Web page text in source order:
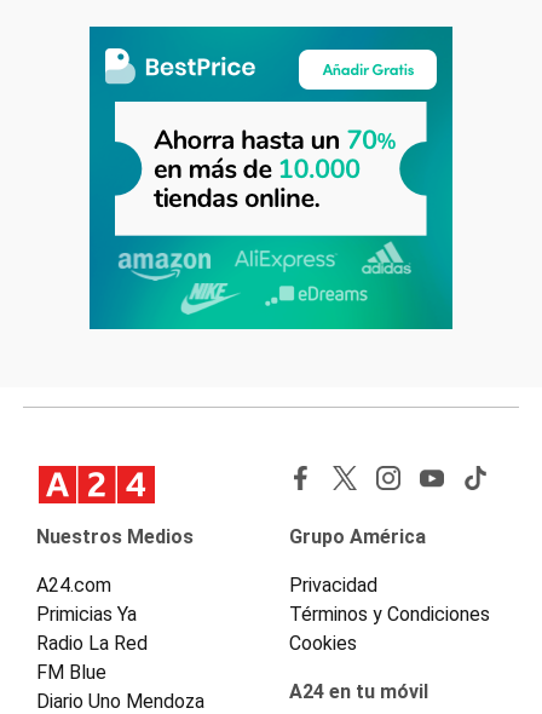
Nuestros Medios
A24.com
Primicias Ya
Radio La Red
FM Blue
Diario Uno Mendoza
Grupo América
Privacidad
Términos y Condiciones
Cookies
A24 en tu móvil